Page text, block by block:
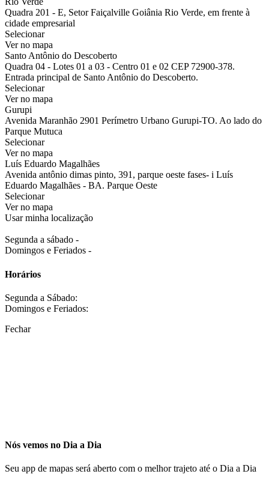
Quadra 201 - E, Setor Faiçalville Goiânia Rio Verde, em frente à
cidade empresarial
Selecionar
Ver no mapa
Santo Antônio do Descoberto
Quadra 04 - Lotes 01 a 03 - Centro 01 e 02 CEP 72900-378.
Entrada principal de Santo Antônio do Descoberto.
Selecionar
Ver no mapa
Gurupi
Avenida Maranhão 2901 Perímetro Urbano Gurupi-TO. Ao lado do
Parque Mutuca
Selecionar
Ver no mapa
Luís Eduardo Magalhães
Avenida antônio dimas pinto, 391, parque oeste fases- i Luís
Eduardo Magalhães - BA. Parque Oeste
Selecionar
Ver no mapa
Usar minha localização
Segunda a sábado -
Domingos e Feriados -
Horários
Segunda a Sábado:
Domingos e Feriados:
Fechar
Nós vemos no Dia a Dia
Seu app de mapas será aberto com o melhor trajeto até o Dia a Dia